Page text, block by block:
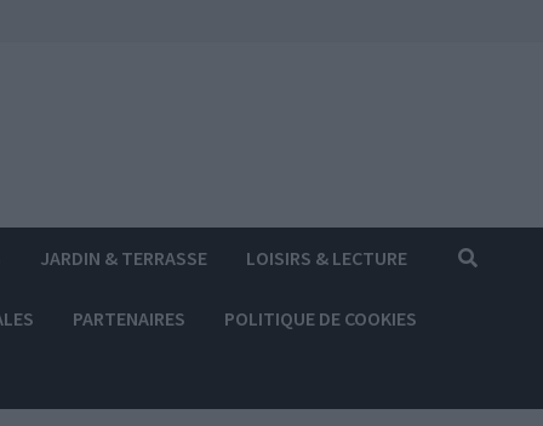
JARDIN & TERRASSE LOISIRS & LECTURE
PARTENAIRES POLITIQUE DE COOKIES